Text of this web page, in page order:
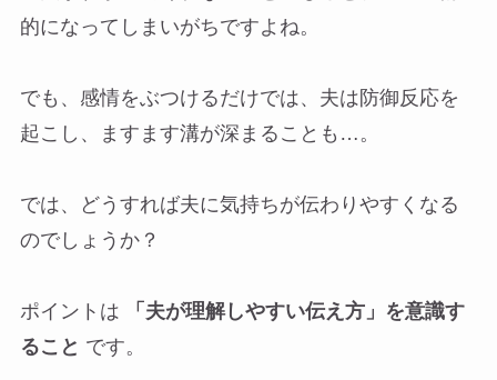
的になってしまいがちですよね。
でも、感情をぶつけるだけでは、夫は防御反応を
起こし、ますます溝が深まることも…。
では、どうすれば夫に気持ちが伝わりやすくなる
のでしょうか？
ポイントは
「夫が理解しやすい伝え方」を意識す
ること です。